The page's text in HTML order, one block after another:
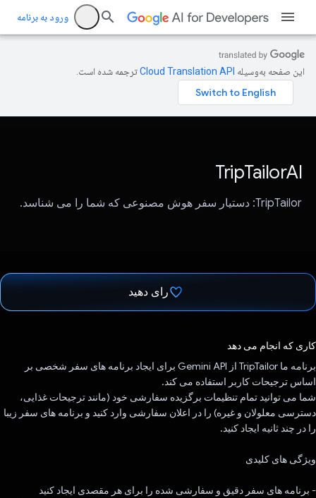
ورود به برنامه
این صفحه به‌وسیله ترجمه شده است.
TripTailorAI
TripTailor: دستیار سفر هوش مصنوعی که شما را می شناسد.
رای دهید
کاری که انجام می دهد
برنامه ما TripTailor از Gemini API برای ایجاد برنامه های سفر شخصی بر
اساس ترجیحات کاربر استفاده می کند.
شما می توانید تمام تنظیمات برگزیده سفارشی خود (مانند ترجیحات غذایی،
دسترسی معلولان و غیره) را در اعلان سفارشی وارد کنید و برنامه های سفر زیبا
را در چند ثانیه ایجاد کنید.
ویژگی های کلیدی
- برنامه های سفر دقیق و سفارشی شده را برای هر مقصدی ایجاد کنید